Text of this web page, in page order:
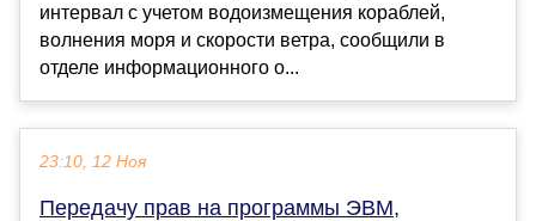
интервал с учетом водоизмещения кораблей,
волнения моря и скорости ветра, сообщили в
отделе информационного о...
23:10, 12 Ноя
Передачу прав на программы ЭВМ,